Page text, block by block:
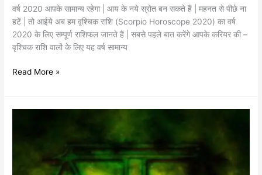
वर्ष 2020 आपके सामान्य रहेगा | आय के नये स्रोत बन सकते हैं | महनत से पीछे ना
हटें | तो आईये अब हम वृश्चिक राशि (Scorpio Horoscope 2020) का वर्ष
2020 के लिए सम्पूर्ण राशिफल जानते हैं | सबसे पहले बात करेंगे आपके करियर की –
वृश्चिक राशि वालों के लिए यह वर्ष सामान्य
Read More »